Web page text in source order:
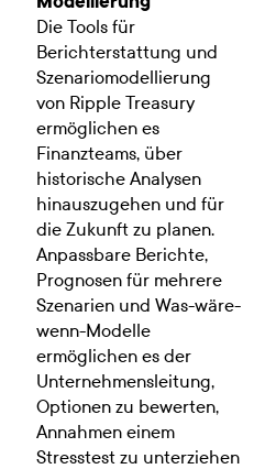
Die Tools für
Berichterstattung und
Szenariomodellierung
von Ripple Treasury
ermöglichen es
Finanzteams, über
historische Analysen
hinauszugehen und für
die Zukunft zu planen.
Anpassbare Berichte,
Prognosen für mehrere
Szenarien und Was-wäre-
wenn-Modelle
ermöglichen es der
Unternehmensleitung,
Optionen zu bewerten,
Annahmen einem
Stresstest zu unterziehen